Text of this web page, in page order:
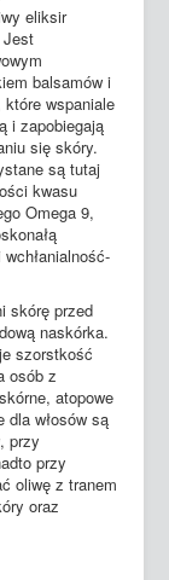
eliksir
balsamów i
które wspaniale
i zapobiegają
się skóry.
są tutaj
kwasu
Omega 9,
skórę przed
naskórka.
szorstkość
osób z
atopowe
włosów są
przy
przy
oliwę z tranem
oraz